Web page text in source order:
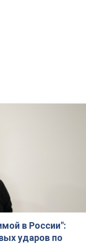
в России":
ударов по